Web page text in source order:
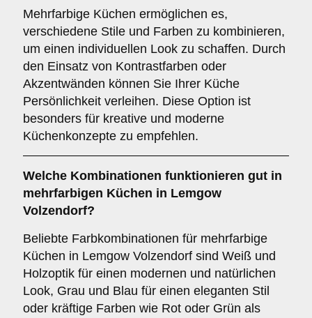
Mehrfarbige Küchen ermöglichen es,
verschiedene Stile und Farben zu kombinieren,
um einen individuellen Look zu schaffen. Durch
den Einsatz von Kontrastfarben oder
Akzentwänden können Sie Ihrer Küche
Persönlichkeit verleihen. Diese Option ist
besonders für kreative und moderne
Küchenkonzepte zu empfehlen.
Welche Kombinationen funktionieren gut in
mehrfarbigen Küchen in Lemgow
Volzendorf?
Beliebte Farbkombinationen für mehrfarbige
Küchen in Lemgow Volzendorf sind Weiß und
Holzoptik für einen modernen und natürlichen
Look, Grau und Blau für einen eleganten Stil
oder kräftige Farben wie Rot oder Grün als